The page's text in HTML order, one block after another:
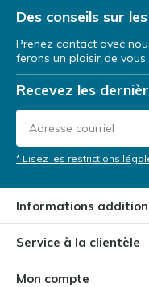
Des conseils sur
Prenez contact avec
ferons un plaisir de vous
Recevez les
* Lisez les restrictions
Informations
Service à la clientèle
Mon compte